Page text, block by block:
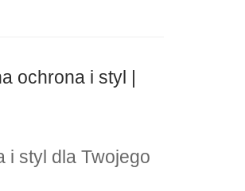
ochrona i styl |
i styl dla Twojego